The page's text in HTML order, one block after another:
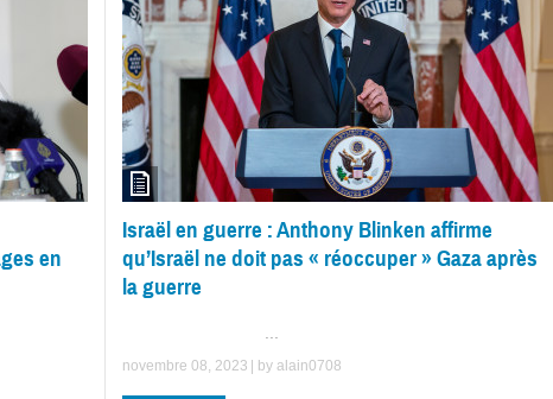
en
Israël en guerre : Anthony Blinken affirme
qu’Israël ne doit pas « réoccuper » Gaza après
la guerre
novembre 08, 2023 | by alain0708